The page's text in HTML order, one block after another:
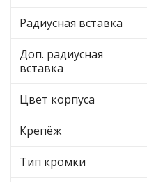
Радиусная вставка
Доп. радиусная
вставка
Цвет корпуса
Крепёж
Тип кромки